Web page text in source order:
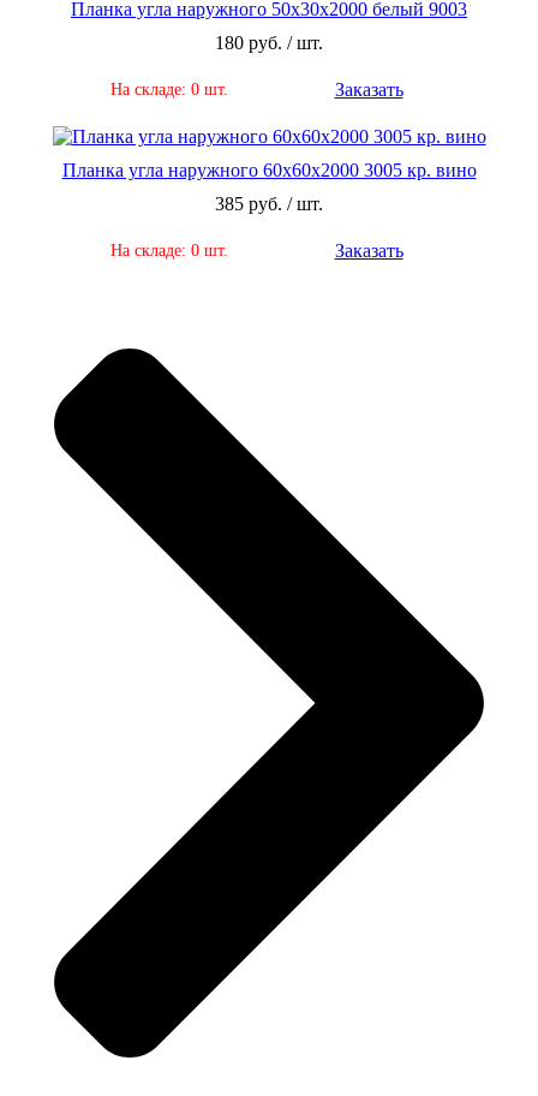
Планка угла наружного 50х30х2000 белый 9003
180 руб. / шт.
На складе: 0 шт. Заказать
Планка угла наружного 60х60х2000 3005 кр. вино
385 руб. / шт.
На складе: 0 шт. Заказать